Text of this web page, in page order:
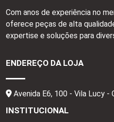
Com anos de experiência no
oferece peças de alta
expertise e soluções para
ENDEREÇO DA LOJA
Avenida E6, 100 - Vila Lucy -
INSTITUCIONAL